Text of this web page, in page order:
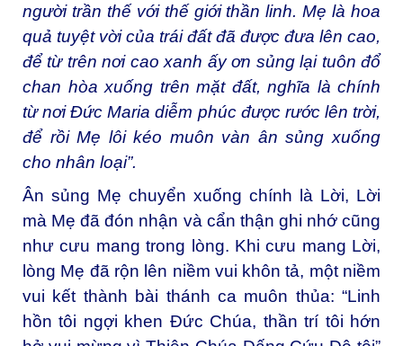
người trần thế với thế giới thần linh. Mẹ là hoa
quả tuyệt vời của trái đất đã được đưa lên cao,
để từ trên nơi cao xanh ấy ơn sủng lại tuôn đổ
chan hòa xuống trên mặt đất, nghĩa là chính
từ nơi Đức Maria diễm phúc được rước lên trời,
để rồi Mẹ lôi kéo muôn vàn ân sủng xuống
cho nhân loại”.
Ân sủng Mẹ chuyển xuống chính là Lời, Lời
mà Mẹ đã đón nhận và cẩn thận ghi nhớ cũng
như cưu mang trong lòng. Khi cưu mang Lời,
lòng Mẹ đã rộn lên niềm vui khôn tả, một niềm
vui kết thành bài thánh ca muôn thủa: “Linh
hồn tôi ngợi khen Đức Chúa, thần trí tôi hớn